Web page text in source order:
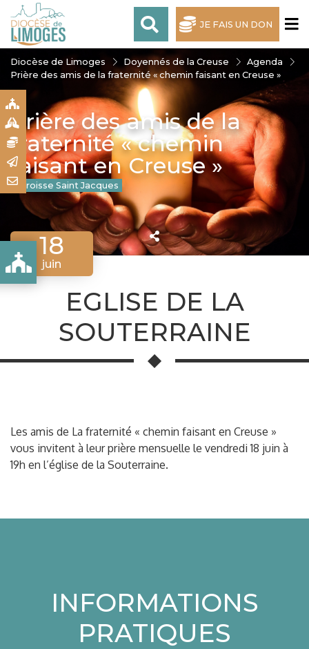
JE FAIS UN DON
Diocèse de Limoges Doyennés de la Creuse
Agenda
Prière des amis de la fraternité « chemin faisant en Creuse »
Prière des amis de la
fraternité « chemin
faisant en Creuse »
Paroisse Saint Jacques
18
juin
EGLISE DE LA
SOUTERRAINE
Les amis de La fraternité « chemin faisant en Creuse »
vous invitent à leur prière mensuelle le vendredi 18 juin à
19h en l’église de la Souterraine.
INFORMATIONS
PRATIQUES